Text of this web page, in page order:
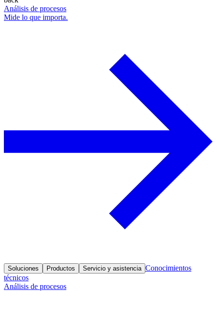
Análisis de procesos
Mide lo que importa.
Soluciones Productos Servicio y asistencia Conocimientos
técnicos
Análisis de procesos